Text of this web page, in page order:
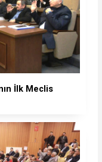
İlk Meclis